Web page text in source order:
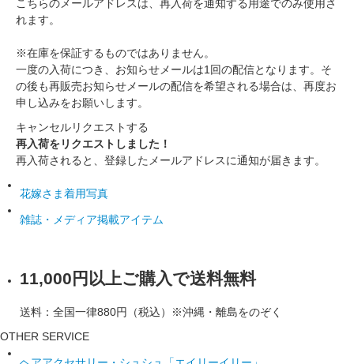
こちらのメールアドレスは、再入荷を通知する用途でのみ使用さ
れます。
※在庫を保証するものではありません。
一度の入荷につき、お知らせメールは1回の配信となります。そ
の後も再販売お知らせメールの配信を希望される場合は、再度お
申し込みをお願いします。
キャンセルリクエストする
再入荷をリクエストしました！
再入荷されると、登録したメールアドレスに通知が届きます。
花嫁さま着用写真
雑誌・メディア掲載アイテム
11,000円以上ご購入で送料無料
送料：全国一律880円（税込）※沖縄・離島をのぞく
OTHER SERVICE